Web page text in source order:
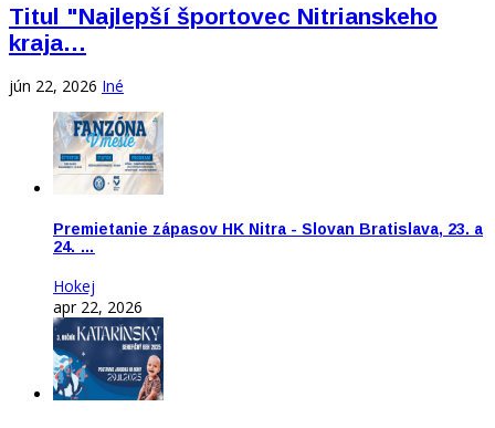
Titul "Najlepší športovec Nitrianskeho
kraja…
jún 22, 2026 Iné
Premietanie zápasov HK Nitra - Slovan Bratislava, 23. a
24. …
Hokej
apr 22, 2026